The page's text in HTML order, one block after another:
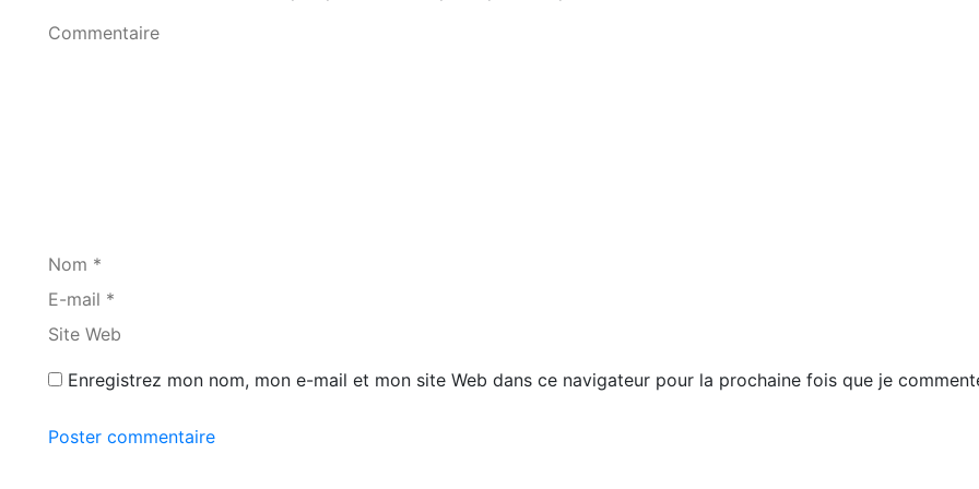
Commentaire
Nom *
E-mail *
Site Web
Enregistrez mon nom, mon e-mail et mon site Web dans ce navigateur pour la prochaine fois que je
Poster commentaire